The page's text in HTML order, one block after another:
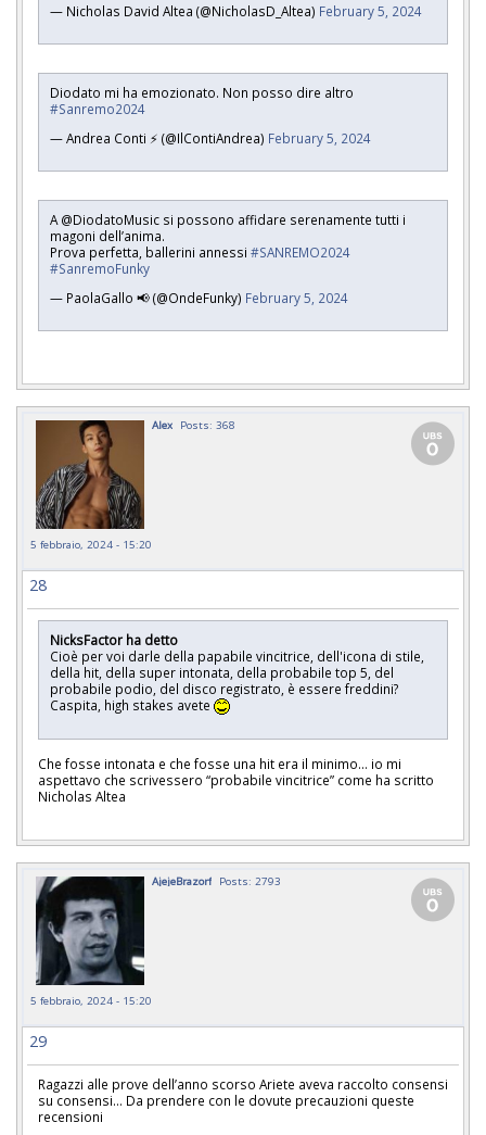
— Nicholas David Altea (@NicholasD_Altea) February 5, 2024
Diodato mi ha emozionato. Non posso dire altro
#Sanremo2024
— Andrea Conti ⚡️ (@IlContiAndrea) February 5, 2024
A @DiodatoMusic si possono affidare serenamente tutti i
magoni dell’anima.
Prova perfetta, ballerini annessi #SANREMO2024
#SanremoFunky
— PaolaGallo 📢 (@OndeFunky) February 5, 2024
Alex Posts: 368
5 febbraio, 2024 - 15:20
28
NicksFactor ha detto
Cioè per voi darle della papabile vincitrice, dell'icona di stile,
della hit, della super intonata, della probabile top 5, del
probabile podio, del disco registrato, è essere freddini?
Caspita, high stakes avete
Che fosse intonata e che fosse una hit era il minimo… io mi
aspettavo che scrivessero “probabile vincitrice” come ha scritto
Nicholas Altea
AjejeBrazorf Posts: 2793
5 febbraio, 2024 - 15:20
29
Ragazzi alle prove dell’anno scorso Ariete aveva raccolto consensi
su consensi… Da prendere con le dovute precauzioni queste
recensioni